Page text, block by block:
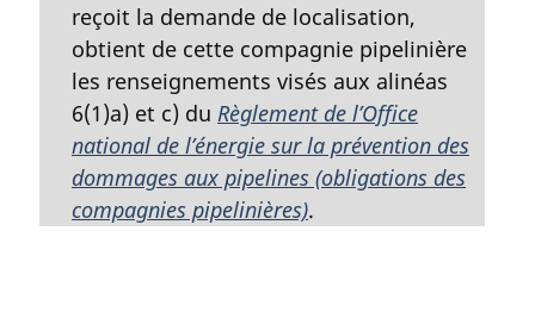
reçoit la demande de localisation,
obtient de cette compagnie pipelinière
les renseignements visés aux alinéas
6(1)a) et c) du Règlement de l’Office
national de l’énergie sur la prévention des
dommages aux pipelines (obligations des
compagnies pipelinières).